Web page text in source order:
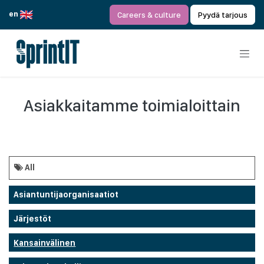
en
Careers & culture Pyydä tarjous
Asiakkaitamme toimialoittain
All
Asiantuntijaorganisaatiot
Järjestöt
Kansainvälinen